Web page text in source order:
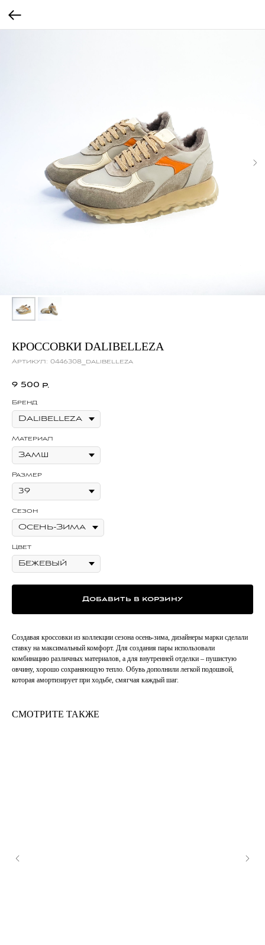
КРОССОВКИ DALIBELLEZA
Артикул: 0446308_dalibelleza
9 500 р.
Бренд
Материал
Размер
Сезон
Цвет
Добавить в корзину
Создавая кроссовки из коллекции сезона осень-зима, дизайнеры марки сделали
ставку на максимальный комфорт. Для создания пары использовали
комбинацию различных материалов, а для внутренней отделки – пушистую
овчину, хорошо сохраняющую тепло. Обувь дополнили легкой подошвой,
которая амортизирует при ходьбе, смягчая каждый шаг.
СМОТРИТЕ ТАКЖЕ